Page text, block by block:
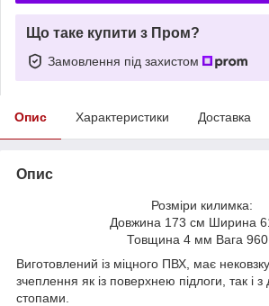
Що таке купити з Пром?
Замовлення під захистом
Опис Характеристики Доставка
Опис
Розміри килимка:
Довжина 173 см Ширина
Товщина 4 мм Вага 960
Виготовлений із міцного ПВХ, має
зчеплення як із поверхнею підлоги, так і
стопами.